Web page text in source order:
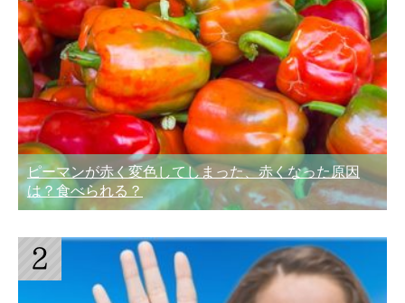
ピーマンが赤く変色してしまった、赤くなった原因
は？食べられる？